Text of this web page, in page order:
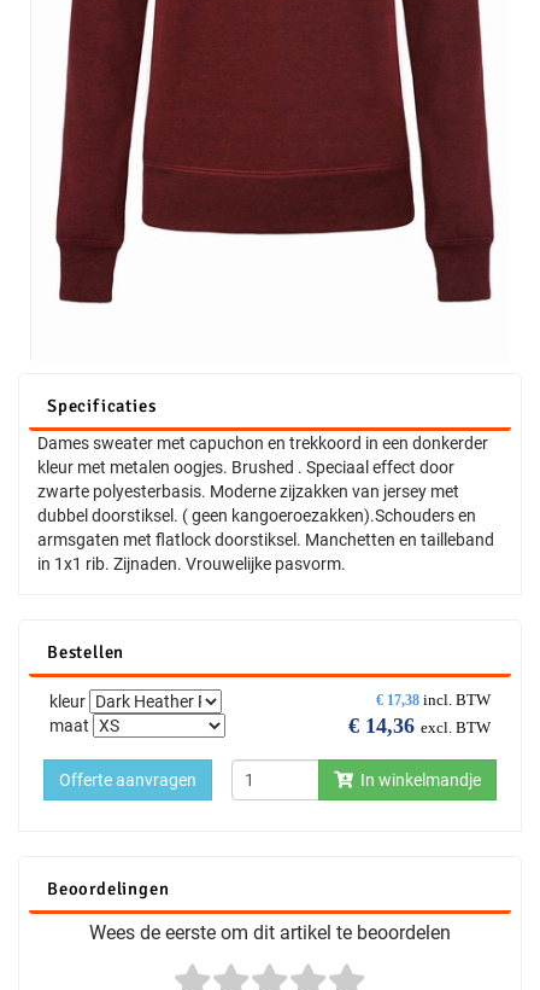
Specificaties
Dames sweater met capuchon en trekkoord in een donkerder
kleur met metalen oogjes. Brushed . Speciaal effect door
zwarte polyesterbasis. Moderne zijzakken van jersey met
dubbel doorstiksel. ( geen kangoeroezakken).Schouders en
armsgaten met flatlock doorstiksel. Manchetten en tailleband
in 1x1 rib. Zijnaden. Vrouwelijke pasvorm.
Bestellen
€ 17,38 incl. BTW
€ 14,36 excl. BTW
kleur
maat
In winkelmandje
Offerte aanvragen
Beoordelingen
Wees de eerste om dit artikel te beoordelen